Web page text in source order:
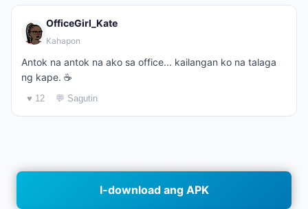
OfficeGirl_Kate
Kahapon
Antok na antok na ako sa office... kailangan ko na talaga
ng kape. ☕
♥ 12 💬 Sagutin
I-download ang APK